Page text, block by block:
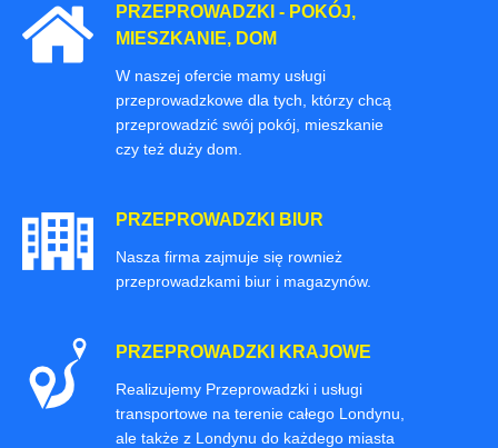
PRZEPROWADZKI - POKÓJ,
MIESZKANIE, DOM
W naszej ofercie mamy usługi
przeprowadzkowe dla tych, którzy chcą
przeprowadzić swój pokój, mieszkanie
czy też duży dom.
PRZEPROWADZKI BIUR
Nasza firma zajmuje się rownież
przeprowadzkami biur i magazynów.
PRZEPROWADZKI KRAJOWE
Realizujemy Przeprowadzki i usługi
transportowe na terenie całego Londynu,
ale także z Londynu do każdego miasta